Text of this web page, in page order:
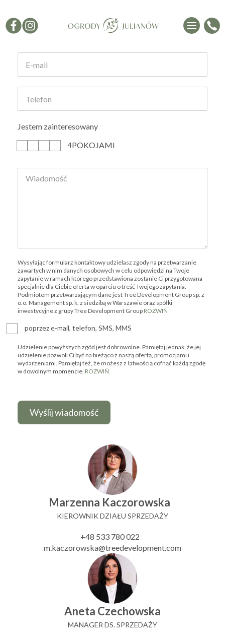
Jestem zainteresowany
4POKOJAMI
Wysyłając formularz kontaktowy udzielasz zgody na przetwarzanie
zawartych w nim danych osobowych w celu odpowiedzi na Twoje
zapytanie w ramach którego przedstawiona zostanie Ci przygotowana
specjalnie dla Ciebie oferta w oparciu o treść Twojego zapytania.
Podmiotem przetwarzającym dane jest Tree Development Group sp. z
o.o. Management sp. k. z siedzibą w Warszawie oraz spółki
inwestycyjne z grupy Tree Development Group ROZWIŃ
poprzez e-mail, telefon, SMS, MMS
Udzielenie powyższych zgód jest dobrowolne. Pamiętaj jednak, że jej
udzielenie pozwoli Ci być na bieżąco z naszą ofertą, promocjami i
wydarzeniami. Pamiętaj też, że możesz z łatwością cofnąć każdą zgodę
w dowolnym momencie. ROZWIŃ
Marzenna Kaczorowska
KIEROWNIK DZIAŁU SPRZEDAŻY
+48 533 780 022
m.kaczorowska@treedevelopment.com
Aneta Czechowska
MANAGER DS. SPRZEDAŻY